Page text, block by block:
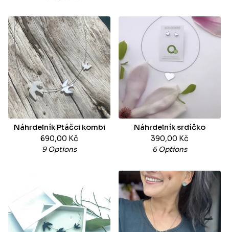
Náhrdelník Ptáčci kombi
690,00 Kč
9 Options
Náhrdelník srdíčko
390,00 Kč
6 Options